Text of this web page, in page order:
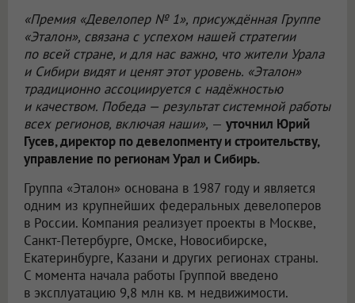
«Премия «Девелопер № 1», присуждённая Группе
«Эталон», связана с успехом нашей стратегии
по всей стране, и для нас важно, что жители Урала
и Сибири видят и ценят этот уровень. «Эталон»
традиционно ассоциируется с надёжностью
и качеством. Победа — результат системной работы
всех регионов, включая наши», — уточнил Юрий
Гусев, директор по девелопменту и строительству,
управление по регионам Урал и Сибирь.
Группа «Эталон» основана в 1987 году и является
одним из крупнейших федеральных девелоперов
в России. Компания реализует проекты в Москве,
Санкт-Петербурге, Омске, Новосибирске,
Екатеринбурге, Казани и других регионах страны.
С момента начала работы Группой введено
в эксплуатацию 9,8 млн кв. м недвижимости.